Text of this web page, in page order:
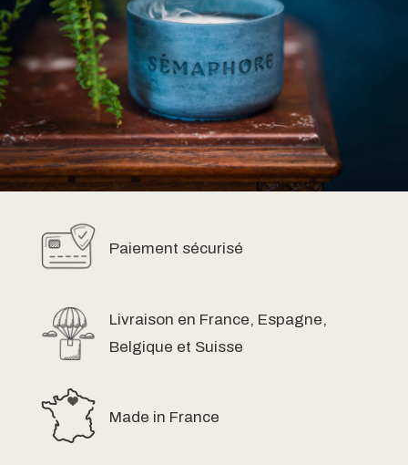
Paiement sécurisé
Livraison en France, Espagne,
Belgique et Suisse
Made in France